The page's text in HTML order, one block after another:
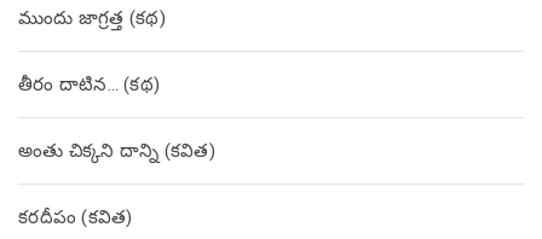
ముందు జాగ్రత్త (క‌థ‌)
తీరం దాటిన… (క‌థ‌)
అంతు చిక్కని దాన్ని (కవిత)
కరదీపం (కవిత)